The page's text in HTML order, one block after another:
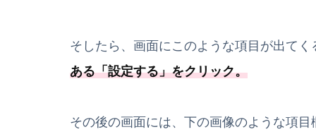
そしたら、画面にこのような項目が出てく
ある「設定する」をクリック。
その後の画面には、下の画像のような項